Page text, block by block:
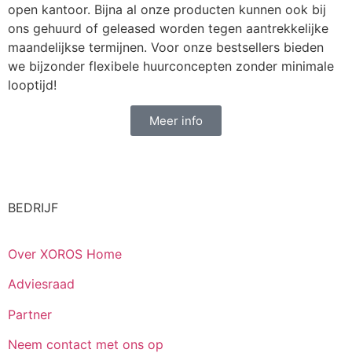
open kantoor. Bijna al onze producten kunnen ook bij
ons gehuurd of geleased worden tegen aantrekkelijke
maandelijkse termijnen. Voor onze bestsellers bieden
we bijzonder flexibele huurconcepten zonder minimale
looptijd!
Meer info
BEDRIJF
Over XOROS Home
Adviesraad
Partner
Neem contact met ons op